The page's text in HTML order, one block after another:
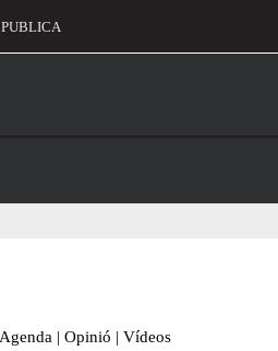
PUBLICA
Agenda | Opinió | Vídeos